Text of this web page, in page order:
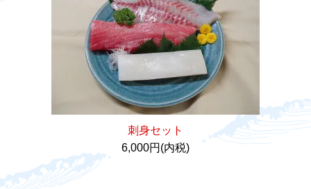
刺身セット
6,000円(内税)